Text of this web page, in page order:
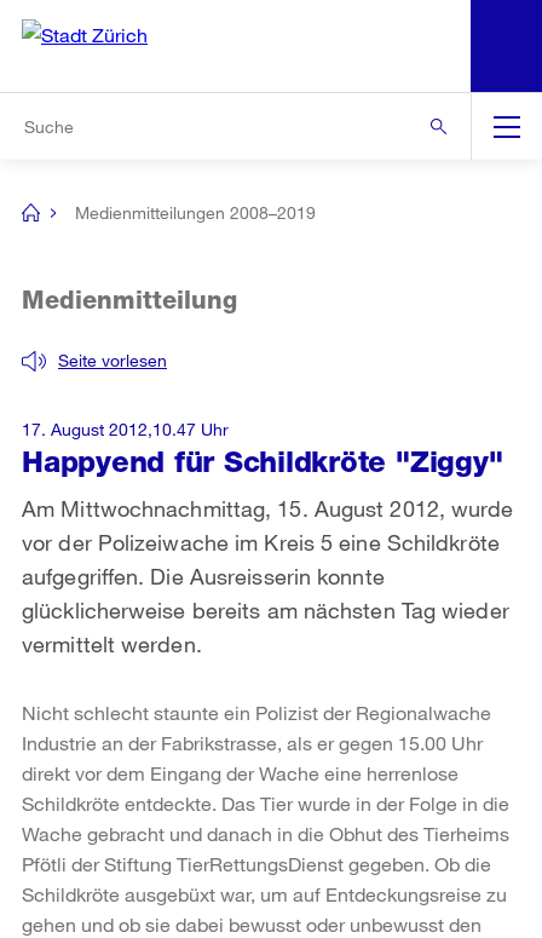
Navigation
[no
Medienmitteilungen 2008–2019
Happyend für Schildkröte "Ziggy"
Seite vorlesen
Medienmitteilung
Am Mittwochnachmittag, 15. August 2012, wurde
vor der Polizeiwache im Kreis 5 eine Schildkröte
aufgegriffen. Die Ausreisserin konnte
glücklicherweise bereits am nächsten Tag wieder
vermittelt werden.
17. August 2012,10.47 Uhr
Nicht schlecht staunte ein Polizist der Regionalwache
Industrie an der Fabrikstrasse, als er gegen 15.00 Uhr
direkt vor dem Eingang der Wache eine herrenlose
Schildkröte entdeckte. Das Tier wurde in der Folge in die
Wache gebracht und danach in die Obhut des Tierheims
Pfötli der Stiftung TierRettungsDienst gegeben. Ob die
Schildkröte ausgebüxt war, um auf Entdeckungsreise zu
gehen und ob sie dabei bewusst oder unbewusst den